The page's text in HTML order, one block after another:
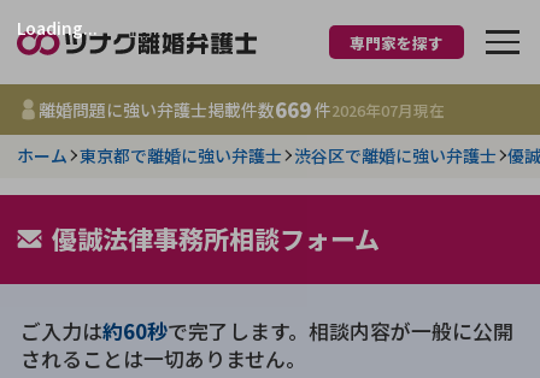
離婚に強い弁護士
都道府県を選択
事務所
更新日 :
2026年07月31日
相談内容で探す
専門家を探す
離婚問題に強い弁護士掲載件数669件2026年07月現在
ホーム 東京都で離婚に強い弁護士 渋谷区で離婚に強い弁護士 優
優誠法律事務所相談フォーム
ご入力は約60秒で完了します。相談内容が一般に公開
されることは一切ありません。
Loading...